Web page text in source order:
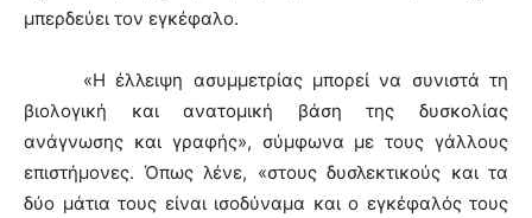
μπερδεύει τον εγκέφαλο.
«Η έλλειψη ασυμμετρίας μπορεί να συνιστά τη
βιολογική και ανατομική βάση της δυσκολίας
ανάγνωσης και γραφής», σύμφωνα με τους γάλλους
επιστήμονες. Όπως λένε, «στους δυσλεκτικούς και τα
δύο μάτια τους είναι ισοδύναμα και ο εγκέφαλός τους